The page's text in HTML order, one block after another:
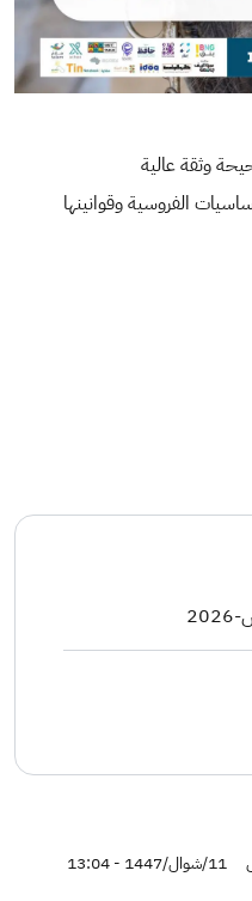
وثقة عالية
الفروسية وقوانينها
11/شوال/1447 - 13:04